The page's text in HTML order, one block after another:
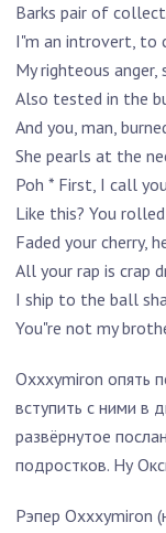
Barks pair of
I"m an introvert, to
My righteous
Also tested in the
And you, man,
She pearls at the
Poh * First, I call
Like this? You
Faded your cherry,
All your rap is crap
I ship to the ball
You"re not my
Oxxxymiron опять
вступить с ними в
развёрнутое
подростков. Ну
Рэпер Oxxxymiron